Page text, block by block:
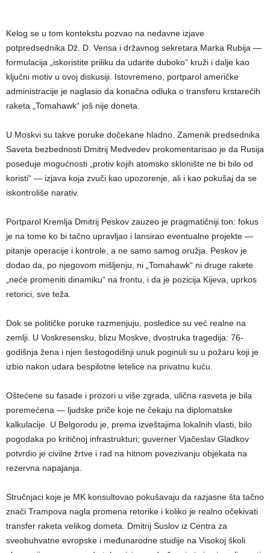
Kelog se u tom kontekstu pozvao na nedavne izjave
potpredsednika Dž. D. Vensa i državnog sekretara Marka Rubija —
formulacija „iskoristite priliku da udarite duboko“ kruži i dalje kao
ključni motiv u ovoj diskusiji. Istovremeno, portparol američke
administracije je naglasio da konačna odluka o transferu krstarećih
raketa „Tomahawk“ još nije doneta.
U Moskvi su takve poruke dočekane hladno. Zamenik predsednika
Saveta bezbednosti Dmitrij Medvedev prokomentarisao je da Rusija
poseduje mogućnosti „protiv kojih atomsko sklonište ne bi bilo od
koristi“ — izjava koja zvuči kao upozorenje, ali i kao pokušaj da se
iskontroliše narativ.
Portparol Kremlja Dmitrij Peskov zauzeo je pragmatičniji ton: fokus
je na tome ko bi tačno upravljao i lansirao eventualne projekte —
pitanje operacije i kontrole, a ne samo samog oružja. Peskov je
dodao da, po njegovom mišljenju, ni „Tomahawk“ ni druge rakete
„neće promeniti dinamiku“ na frontu, i da je pozicija Kijeva, uprkos
retorici, sve teža.
Dok se političke poruke razmenjuju, posledice su već realne na
zemlji. U Voskresensku, blizu Moskve, dvostruka tragedija: 76-
godišnja žena i njen šestogodišnji unuk poginuli su u požaru koji je
izbio nakon udara bespilotne letelice na privatnu kuću.
Oštećene su fasade i prozori u više zgrada, ulična rasveta je bila
poremećena — ljudske priče koje ne čekaju na diplomatske
kalkulacije. U Belgorodu je, prema izveštajima lokalnih vlasti, bilo
pogodaka po kritičnoj infrastrukturi; guverner Vjačeslav Gladkov
potvrdio je civilne žrtve i rad na hitnom povezivanju objekata na
rezervna napajanja.
Stručnjaci koje je MK konsultovao pokušavaju da razjasne šta tačno
znači Trampova nagla promena retorike i koliko je realno očekivati
transfer raketa velikog dometa. Dmitrij Suslov iz Centra za
sveobuhvatne evropske i međunarodne studije na Visokoj školi